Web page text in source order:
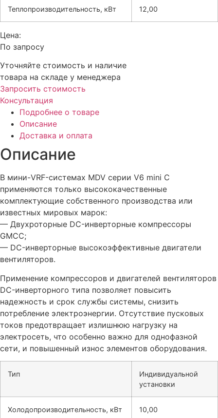
Теплопроизводительность, кВт 12,00
Цена:
По запросу
Уточняйте стоимость и наличие
товара на складе у менеджера
Запросить стоимость
Консультация
Подробнее о товаре
Описание
Доставка и оплата
Описание
В мини-VRF-системах MDV серии V6 mini С
применяются только высококачественные
комплектующие собственного производства или
известных мировых марок:
— Двухроторные DC-инверторные компрессоры
GMCC;
— DC-инверторные высокоэффективные двигатели
вентиляторов.
Применение компрессоров и двигателей вентиляторов
DC-инверторного типа позволяет повысить
надежность и срок службы системы, снизить
потребление электроэнергии. Отсутствие пусковых
токов предотвращает излишнюю нагрузку на
электросеть, что особенно важно для однофазной
сети, и повышенный износ элементов оборудования.
Тип
Индивидуальной
установки
Холодопроизводительность, кВт 10,00